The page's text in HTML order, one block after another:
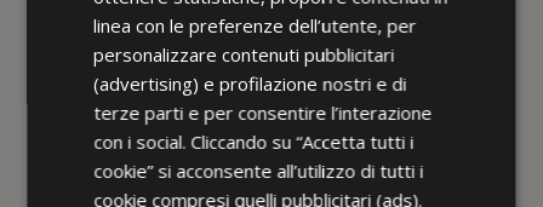
differenti rispetto alle foto.
Dispongono
Offrono
GERMAN
linea con le preferenze dell’utente, per
personalizzare contenuti pubblicitari
(advertising) e profilazione nostri e di
terze parti e per consentire l’interazione
con i social. Cliccando su “Accetta tutti i
cookie” si acconsente all’utilizzo di tutti i
cookie compresi quelli pubblicitari (ads).